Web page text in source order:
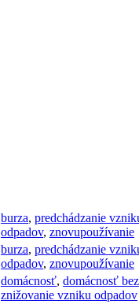
burza, predchádzanie
odpadov, znovupoužívanie
burza, predchádzanie
odpadov, znovupoužívanie
domácnosť, domácnosť
znižovanie vzniku odpadov